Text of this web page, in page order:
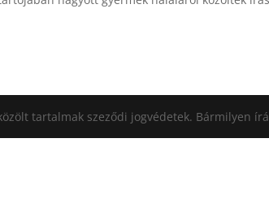
tartalmak szeződi jogvédetek. Bármilyen